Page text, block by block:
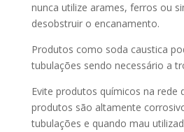
nunca utilize arames, ferros ou
desobstruir o encanamento.
Produtos como soda caustica
tubulações sendo necessário a
Evite produtos químicos na rede
produtos são altamente
tubulações e quando mau